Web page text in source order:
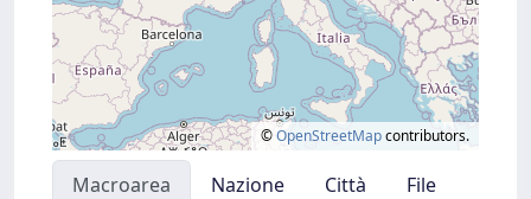
©OpenStreetMapcontributors.
Macroarea Nazione Città
File